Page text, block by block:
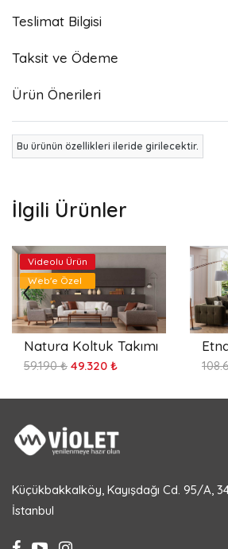
Teslimat Bilgisi
Taksit ve Ödeme
Ürün Önerileri
Bu ürünün özellikleri ileride girilecektir.
İlgili Ürünler
Videolu Ürün
Web'e Özel
Natura Koltuk Takımı
59.190 ₺ 49.320 ₺
Küçükbakkalköy, Kayışdağı Cd. 95/A,
İstanbul